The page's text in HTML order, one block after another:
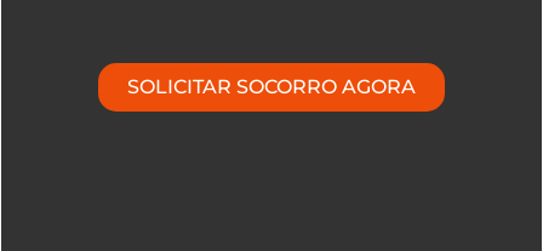
SOLICITAR SOCORRO AGORA